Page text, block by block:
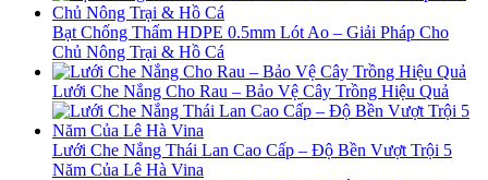
Bạt Chống Thấm HDPE 0.5mm Lót Ao – Giải Pháp Cho
Chủ Nông Trại & Hồ Cá
Lưới Che Nắng Cho Rau – Bảo Vệ Cây Trồng Hiệu Quả
Lưới Che Nắng Thái Lan Cao Cấp – Độ Bền Vượt Trội 5
Năm Của Lê Hà Vina